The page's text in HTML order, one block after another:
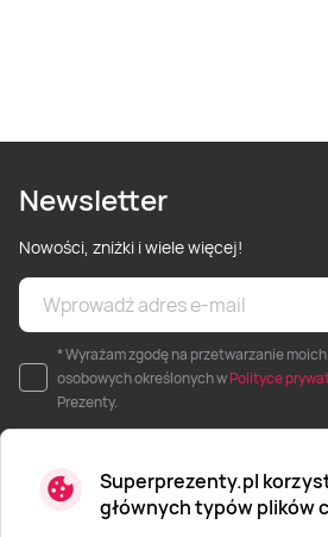
Superprezenty.pl
głównych typów plików
Newsletter
Nowości, zniżki i wiele więcej!
* Wyrażam zgodę na przetwarzanie
osobowych określonych wPolityce
Prezenty.